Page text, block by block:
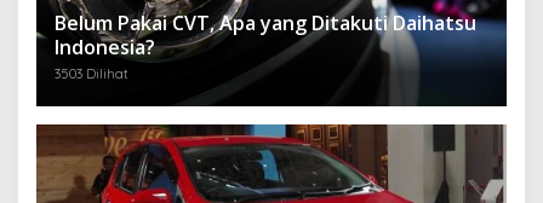
Belum Pakai CVT, Apa yang Ditakuti Daihatsu
Indonesia?
3503 Dilihat